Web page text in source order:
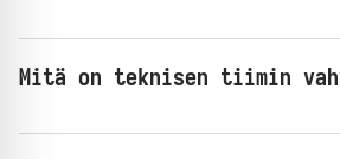
Mitä on teknisen tiimin